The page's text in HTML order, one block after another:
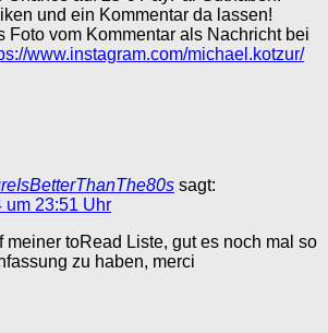
und ein Kommentar da lassen!
Foto vom Kommentar als Nachricht bei
www.instagram.com/michael.kotzur/
sagt:
um 23:51 Uhr
meiner toRead Liste, gut es noch mal so
zu haben, merci